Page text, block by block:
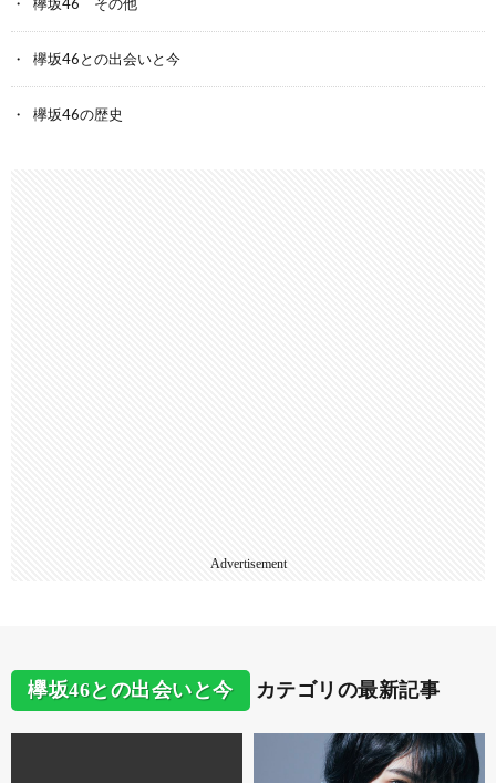
欅坂46との出会いと今
欅坂46の歴史
Advertisement
欅坂46との出会いと今 カテゴリの最新記事